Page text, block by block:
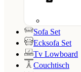
Sofa Set
Ecksofa Set
Tv Lowboard
Couchtisch